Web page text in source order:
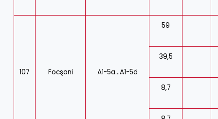
107 Focşani A1-5a…A1-5d
59
39,5
8,7